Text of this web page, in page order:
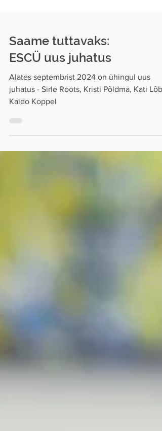
Saame tuttavaks:
ESCÜ uus juhatus
Alates septembrist 2024 on ühingul uus